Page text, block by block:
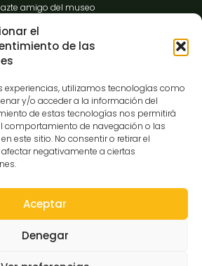
el
de las
experiencias, utilizamos tecnologías como
y/o acceder a la información del
de estas tecnologías nos permitirá
comportamiento de navegación o las
este sitio. No consentir o retirar el
negativamente a ciertas
Aceptar
Denegar
amigo del museo
Transparencia
C/Gibraltar,14
37008-Salamanca